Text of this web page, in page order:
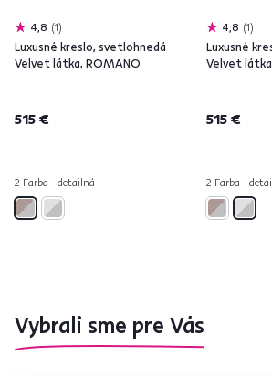
4,8 1
Luxusné kreslo, svetlohnedá
Velvet látka, ROMANO
515 €
2 Farba - detailná
4,8 1
Luxusné
Velvet
515 €
2 Farba -
Vybrali sme pre Vás